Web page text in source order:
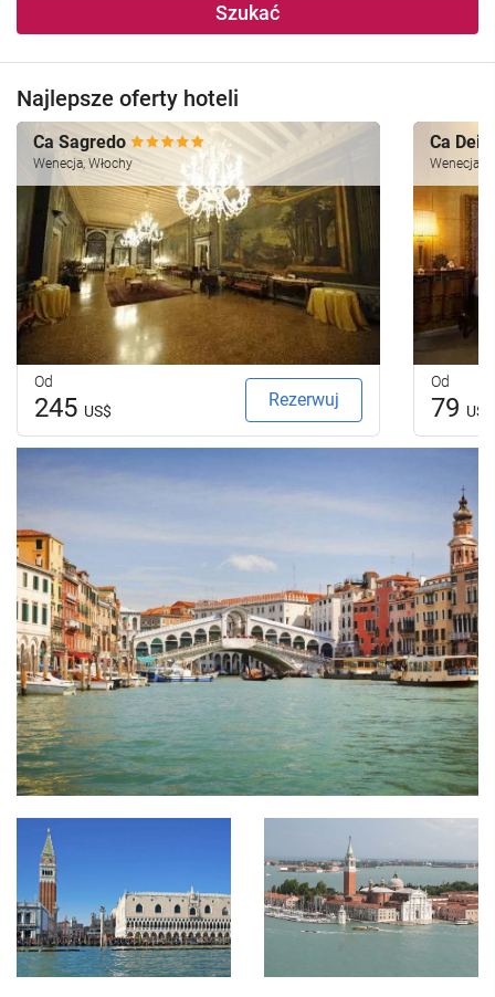
Szukać
Najlepsze oferty hoteli
Ca Sagredo
Wenecja, Włochy
Od
245 US$
Rezerwuj
Ca Dei
Wenecja,
Od
79 US$